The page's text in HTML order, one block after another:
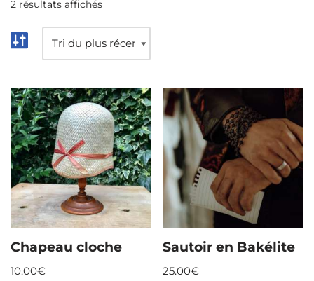
2 résultats affichés
Chapeau cloche
10.00€
Sautoir en Bakélite
25.00€